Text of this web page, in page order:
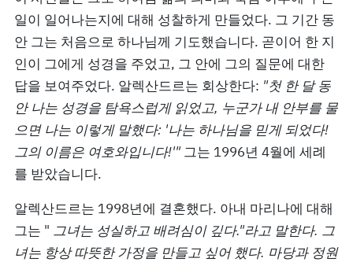
일이 일어나는지에 대해 성찰하게 만들었다. 그 기간 동
안 그는 처음으로 하나님께 기도했습니다. 곧이어 한 지
인이 그에게 성경을 주었고, 그 안에 그의 질문에 대한
답을 보여주었다. 알렉산드르는 회상한다: "첫 한 달 동
안 나는 성경을 탐욕스럽게 읽었고, 누군가 내 안부를 물
으면 나는 이렇게 말했다: '나는 하나님을 믿게 되었다!
그의 이름은 여호와입니다!'" 그는 1996년 4월에 세례
를 받았습니다.
알렉산드르는 1998년에 결혼했다. 아내 마리나에 대해
그는 " 그녀는 성실하고 배려심이 깊다."라고 말한다. 그
녀는 항상 따뜻한 가정을 만들고 싶어 했다. 마당과 정원